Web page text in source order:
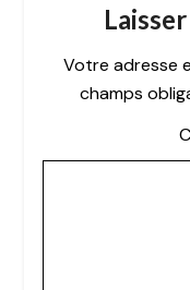
Votre adresse
champs